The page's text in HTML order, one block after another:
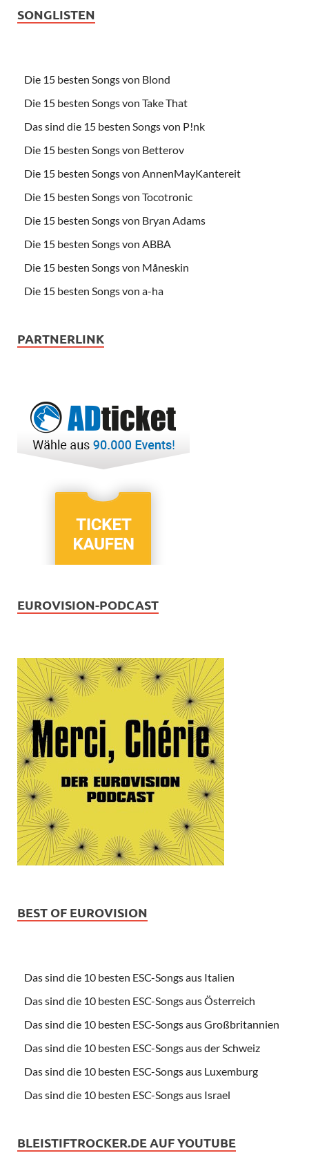
SONGLISTEN
Die 15 besten Songs von Blond
Die 15 besten Songs von Take That
Das sind die 15 besten Songs von P!nk
Die 15 besten Songs von Betterov
Die 15 besten Songs von AnnenMayKantereit
Die 15 besten Songs von Tocotronic
Die 15 besten Songs von Bryan Adams
Die 15 besten Songs von ABBA
Die 15 besten Songs von Måneskin
Die 15 besten Songs von a-ha
PARTNERLINK
EUROVISION-PODCAST
BEST OF EUROVISION
Das sind die 10 besten ESC-Songs aus Italien
Das sind die 10 besten ESC-Songs aus Österreich
Das sind die 10 besten ESC-Songs aus Großbritannien
Das sind die 10 besten ESC-Songs aus der Schweiz
Das sind die 10 besten ESC-Songs aus Luxemburg
Das sind die 10 besten ESC-Songs aus Israel
BLEISTIFTROCKER.DE AUF YOUTUBE